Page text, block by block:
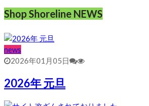
Shop Shoreline NEWS
news
2026年01月05日
2026年 元旦